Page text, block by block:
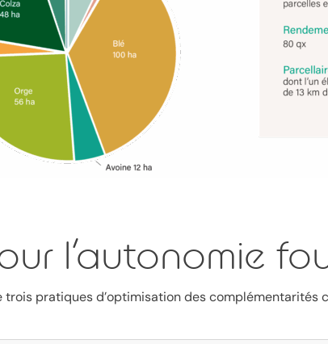
l’autonomie
trois pratiques d’optimisation des